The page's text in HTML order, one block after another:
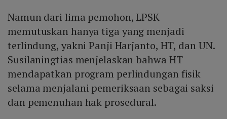
Namun dari lima pemohon, LPSK
memutuskan hanya tiga yang menjadi
terlindung, yakni Panji Harjanto, HT, dan UN.
Susilaningtias menjelaskan bahwa HT
mendapatkan program perlindungan fisik
selama menjalani pemeriksaan sebagai saksi
dan pemenuhan hak prosedural.